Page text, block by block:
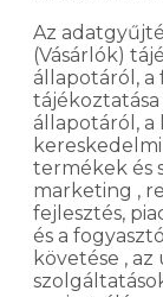
Az
(Vásárlók)
állapotáról, a
állapotáról, a
termékek és
marketing ,
fejlesztés,
és a
követése ,